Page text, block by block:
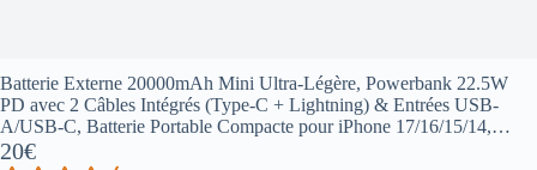
Batterie Externe 20000mAh Mini Ultra-Légère, Powerbank 22.5W
PD avec 2 Câbles Intégrés (Type-C + Lightning) & Entrées USB-
A/USB-C, Batterie Portable Compacte pour iPhone 17/16/15/14,
Samsung Galaxy
20€